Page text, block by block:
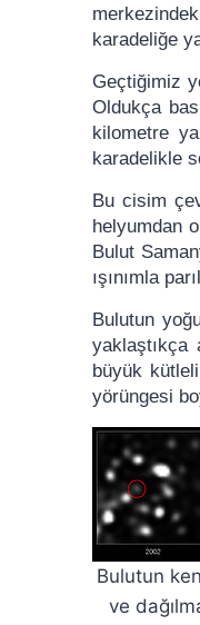
karadeliğe
Geçtiğimiz
Oldukça
kilometre
karadelikle
Bu cisim
helyumdan
Bulut
ışınımla
Bulutun
yaklaştıkça
büyük
yörüngesi
Bulutun
ve